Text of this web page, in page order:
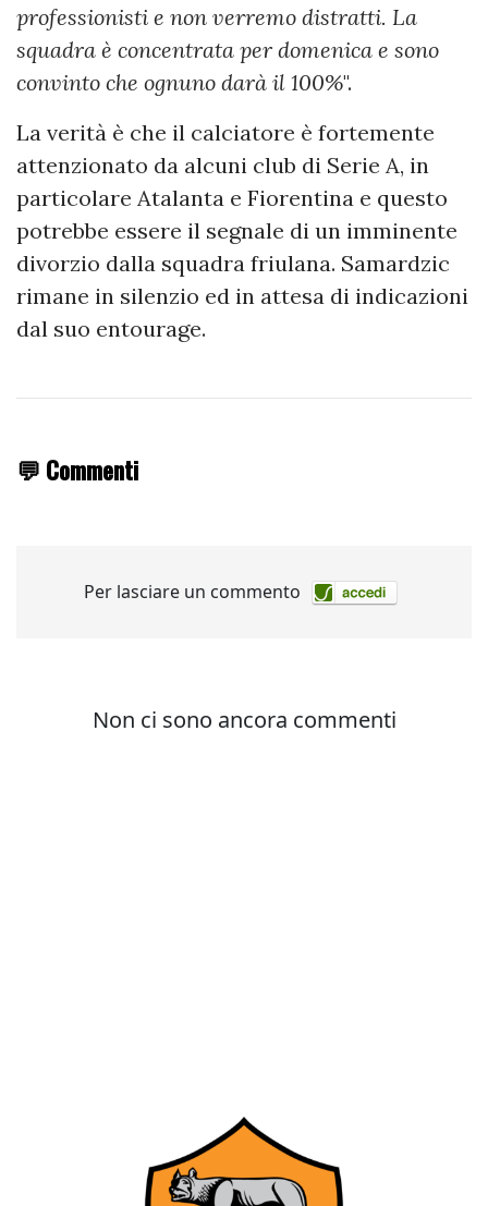
professionisti e non verremo distratti. La
squadra è concentrata per domenica e sono
convinto che ognuno darà il 100%".
La verità è che il calciatore è fortemente
attenzionato da alcuni club di Serie A, in
particolare Atalanta e Fiorentina e questo
potrebbe essere il segnale di un imminente
divorzio dalla squadra friulana. Samardzic
rimane in silenzio ed in attesa di indicazioni
dal suo entourage.
💬 Commenti